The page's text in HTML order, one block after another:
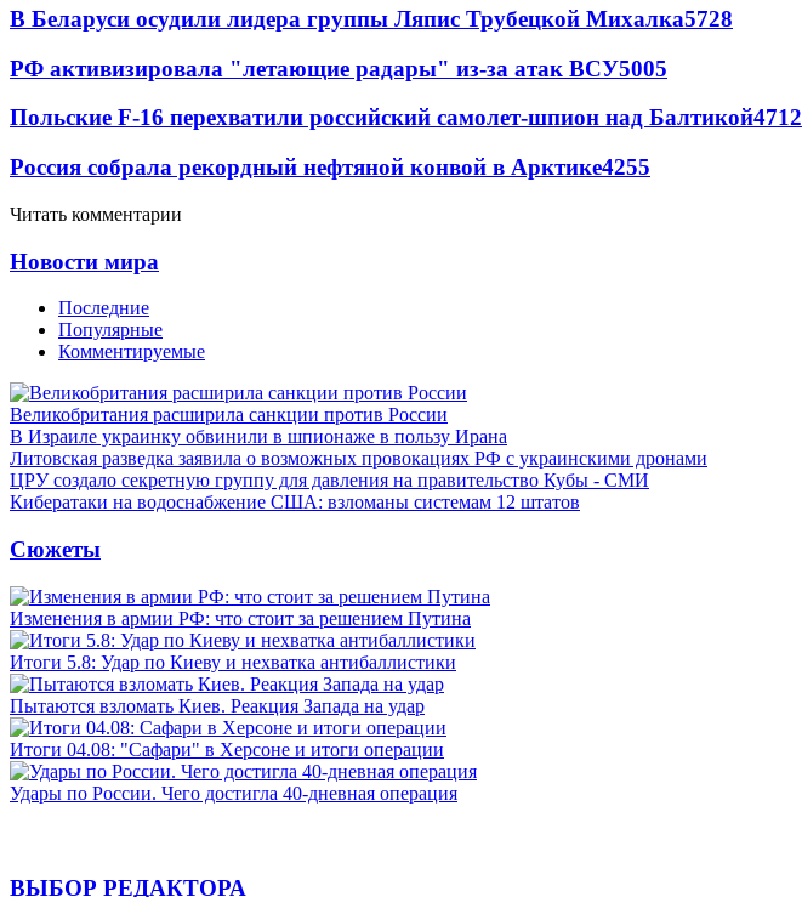
В Беларуси осудили лидера группы Ляпис Трубецкой Михалка5728
РФ активизировала "летающие радары" из-за атак ВСУ5005
Польские F-16 перехватили российский самолет-шпион над Балтикой4712
Россия собрала рекордный нефтяной конвой в Арктике4255
Читать комментарии
Новости мира
Последние
Популярные
Комментируемые
Великобритания расширила санкции против России
В Израиле украинку обвинили в шпионаже в пользу Ирана
Литовская разведка заявила о возможных провокациях РФ с украинскими дронами
ЦРУ создало секретную группу для давления на правительство Кубы - СМИ
Кибератаки на водоснабжение США: взломаны системам 12 штатов
Сюжеты
Изменения в армии РФ: что стоит за решением Путина
Итоги 5.8: Удар по Киеву и нехватка антибаллистики
Пытаются взломать Киев. Реакция Запада на удар
Итоги 04.08: "Сафари" в Херсоне и итоги операции
Удары по России. Чего достигла 40-дневная операция
ВЫБОР РЕДАКТОРА